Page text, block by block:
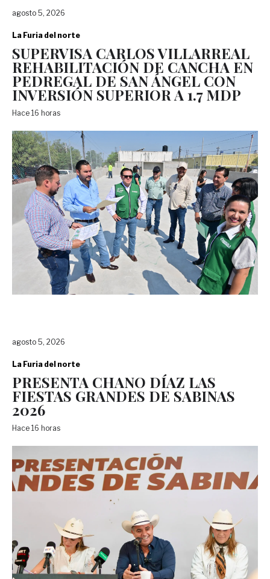
agosto 5, 2026
La Furia del norte
SUPERVISA CARLOS VILLARREAL
REHABILITACIÓN DE CANCHA EN
PEDREGAL DE SAN ÁNGEL CON
INVERSIÓN SUPERIOR A 1.7 MDP
Hace 16 horas
agosto 5, 2026
La Furia del norte
PRESENTA CHANO DÍAZ LAS
FIESTAS GRANDES DE SABINAS
2026
Hace 16 horas